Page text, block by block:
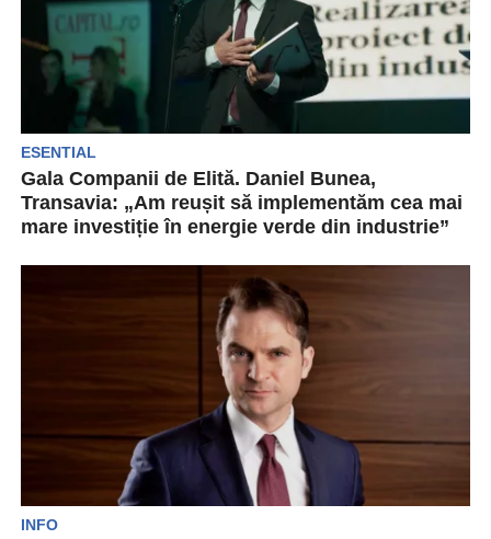
ESENTIAL
Gala Companii de Elită. Daniel Bunea,
Transavia: „Am reușit să implementăm cea mai
mare investiție în energie verde din industrie”
peste 30 de ani și este lider local al industriei...
INFO